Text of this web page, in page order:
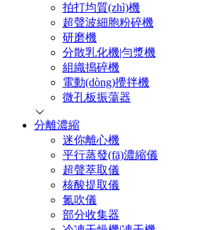
拍打均質(zhì)機
超聲波細胞粉碎機
研磨機
分散乳化機|勻漿機
組織搗碎機
電動(dòng)攪拌機
微孔板振蕩器
分離濃縮
迷你離心機
平行蒸發(fā)濃縮儀
超聲萃取儀
核酸提取儀
氮吹儀
部分收集器